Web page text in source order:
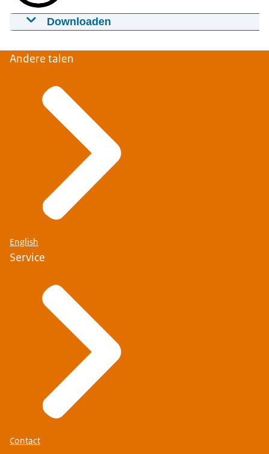
Downloaden
Airport
Download
Andere talen
English
Service
Contact